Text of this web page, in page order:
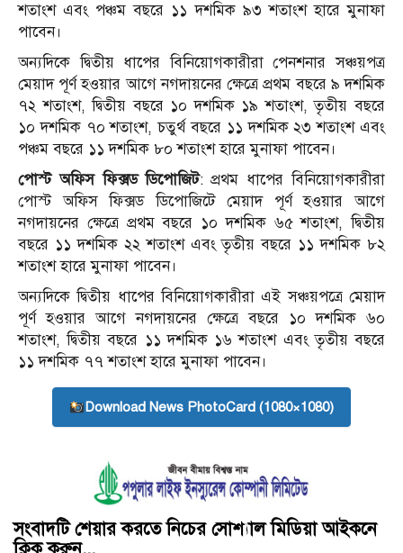
শতাংশ এবং পঞ্চম বছরে ১১ দশমিক ৯৩ শতাংশ হারে মুনাফা
পাবেন।
অন্যদিকে দ্বিতীয় ধাপের বিনিয়োগকারীরা পেনশনার সঞ্চয়পত্র
মেয়াদ পূর্ণ হওয়ার আগে নগদায়নের ক্ষেত্রে প্রথম বছরে ৯ দশমিক
৭২ শতাংশ, দ্বিতীয় বছরে ১০ দশমিক ১৯ শতাংশ, তৃতীয় বছরে
১০ দশমিক ৭০ শতাংশ, চতুর্থ বছরে ১১ দশমিক ২৩ শতাংশ এবং
পঞ্চম বছরে ১১ দশমিক ৮০ শতাংশ হারে মুনাফা পাবেন।
পোস্ট অফিস ফিক্সড ডিপোজিট: প্রথম ধাপের বিনিয়োগকারীরা
পোস্ট অফিস ফিক্সড ডিপোজিটে মেয়াদ পূর্ণ হওয়ার আগে
নগদায়নের ক্ষেত্রে প্রথম বছরে ১০ দশমিক ৬৫ শতাংশ, দ্বিতীয়
বছরে ১১ দশমিক ২২ শতাংশ এবং তৃতীয় বছরে ১১ দশমিক ৮২
শতাংশ হারে মুনাফা পাবেন।
অন্যদিকে দ্বিতীয় ধাপের বিনিয়োগকারীরা এই সঞ্চয়পত্রে মেয়াদ
পূর্ণ হওয়ার আগে নগদায়নের ক্ষেত্রে বছরে ১০ দশমিক ৬০
শতাংশ, দ্বিতীয় বছরে ১১ দশমিক ১৬ শতাংশ এবং তৃতীয় বছরে
১১ দশমিক ৭৭ শতাংশ হারে মুনাফা পাবেন।
Download News PhotoCard (1080×1080)
সংবাদটি শেয়ার করতে নিচের সোশ্যাল মিডিয়া আইকনে